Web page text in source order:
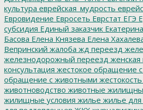
культура еврейская_мудрость
Евровидение Евросеть Еврстат ЕГЭ
субсидия Единый заказчик
Басова Елена Князева Елена
Вепринский жалоба жд переезд
железнодорожный переезд женская
консультация жестокое обращение
обращение с животными жестокость
животноводство животные
жилищные условия жилье жилье